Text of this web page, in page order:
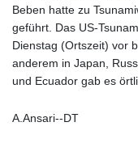
Beben hatte zu
geführt. Das US-
Dienstag (Ortszeit) vor
anderem in Japan,
und Ecuador gab es
A.Ansari--DT